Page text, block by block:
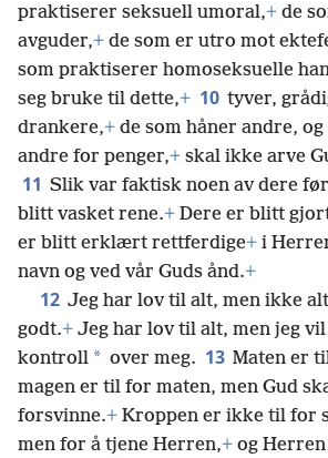
praktiserer seksuell umoral,+ de
avguder,+ de som er utro mot
som praktiserer homoseksuelle
seg bruke til dette,+ 10 tyver,
drankere,+ de som håner andre,
andre for penger,+ skal ikke arve
11 Slik var faktisk noen av dere
blitt vasket rene.+ Dere er blitt
er blitt erklært rettferdige+ i
navn og ved vår Guds ånd.+
12 Jeg har lov til alt, men ikke
godt.+ Jeg har lov til alt, men jeg
kontroll * over meg. 13 Maten er
magen er til for maten, men Gud
forsvinne.+ Kroppen er ikke til for
men for å tjene Herren,+ og